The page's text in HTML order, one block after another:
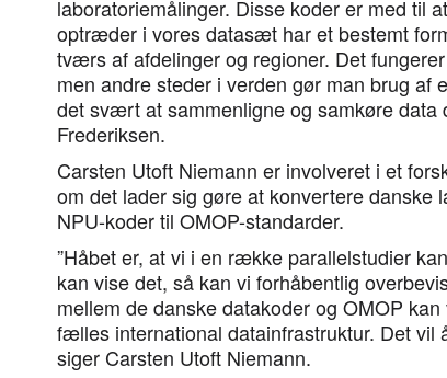
laboratoriemålinger. Disse koder er med til
optræder i vores datasæt har et bestemt
tværs af afdelinger og regioner. Det
men andre steder i verden gør man brug af
det svært at sammenligne og samkøre data
Frederiksen.
Carsten Utoft Niemann er involveret i et
om det lader sig gøre at konvertere danske
NPU-koder til OMOP-standarder.
”Håbet er, at vi i en række parallelstudier
kan vise det, så kan vi forhåbentlig
mellem de danske datakoder og OMOP
fælles international datainfrastruktur. Det vil
siger Carsten Utoft Niemann.